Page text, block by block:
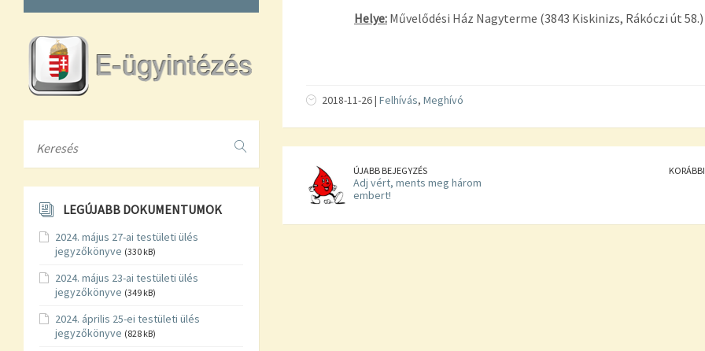
Helye: Művelődési Ház Nagyterme (3843 Kiskinizs, Rákóczi út 58.)
2018-11-26 | Felhívás, Meghívó
ÚJABB BEJEGYZÉS
Adj vért, ments meg három
embert!
LEGÚJABB DOKUMENTUMOK
2024. május 27-ai testületi ülés
jegyzőkönyve (330 kB)
2024. május 23-ai testületi ülés
jegyzőkönyve (349 kB)
2024. április 25-ei testületi ülés
jegyzőkönyve (828 kB)